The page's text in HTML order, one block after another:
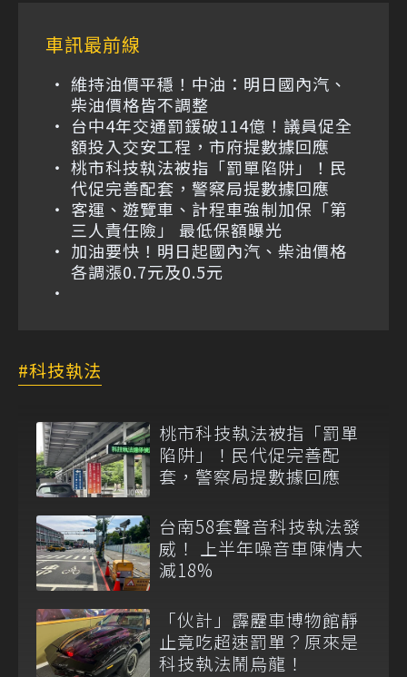
車訊最前線
維持油價平穩！中油：明日國內汽、
柴油價格皆不調整
台中4年交通罰鍰破114億！議員促全
額投入交安工程，市府提數據回應
桃市科技執法被指「罰單陷阱」！民
代促完善配套，警察局提數據回應
客運、遊覽車、計程車強制加保「第
三人責任險」 最低保額曝光
加油要快！明日起國內汽、柴油價格
各調漲0.7元及0.5元
科技執法
桃市科技執法被指「罰單
陷阱」！民代促完善配
套，警察局提數據回應
台南58套聲音科技執法發
威！ 上半年噪音車陳情大
減18%
「伙計」霹靂車博物館靜
止竟吃超速罰單？原來是
科技執法鬧烏龍！